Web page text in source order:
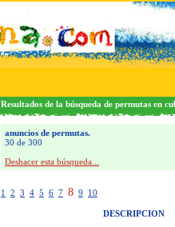
Resultados de la búsqueda de permutas en
anuncios de permutas.
30 de 300
Deshacer esta búsqueda...
1 2 3 4 5 6 7 8 9 10
DESCRIPCION